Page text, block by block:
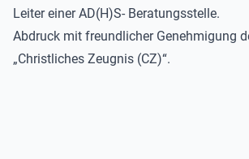
Leiter einer AD(H)S- Beratungsstelle.
Abdruck mit freundlicher Genehmigung
„Christliches Zeugnis (CZ)“.